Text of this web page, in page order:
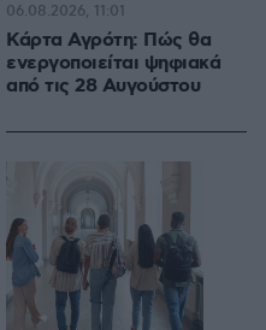
Κάρτα Αγρότη: Πώς θα
ενεργοποιείται ψηφιακά
από τις 28 Αυγούστου
06.08.2026, 11:01